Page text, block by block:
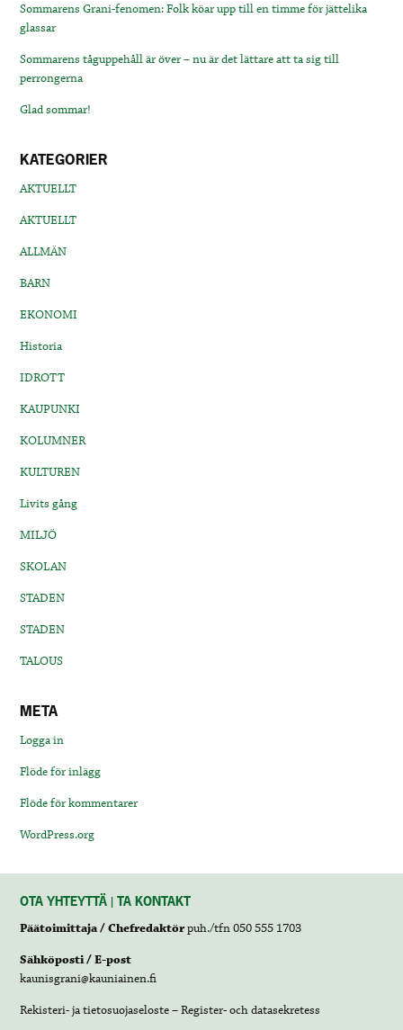
Sommarens Grani-fenomen: Folk köar upp till en timme för jättelika
glassar
Sommarens tåguppehåll är över – nu är det lättare att ta sig till
perrongerna
Glad sommar!
KATEGORIER
AKTUELLT
AKTUELLT
ALLMÄN
BARN
EKONOMI
Historia
IDROTT
KAUPUNKI
KOLUMNER
KULTUREN
Livits gång
MILJÖ
SKOLAN
STADEN
STADEN
TALOUS
META
Logga in
Flöde för inlägg
Flöde för kommentarer
WordPress.org
OTA YHTEYTTÄ | TA KONTAKT
Päätoimittaja / Chefredaktörpuh./tfn 050 555 1703
Sähköposti / E-post
kaunisgrani@kauniainen.fi
Rekisteri- ja tietosuojaseloste – Register- och datasekretess